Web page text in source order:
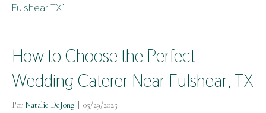
Fulshear TX’
How to Choose the Perfect
Wedding Caterer Near Fulshear, TX
Por Natalie DeJong 05/29/2025